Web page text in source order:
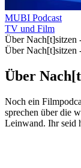
MUBI Podcast
TV und Film
Über Nach[t]sitzen
Über Nach[t]sitzen
Über
Noch ein
sprechen über die
Leinwand. Ihr seid